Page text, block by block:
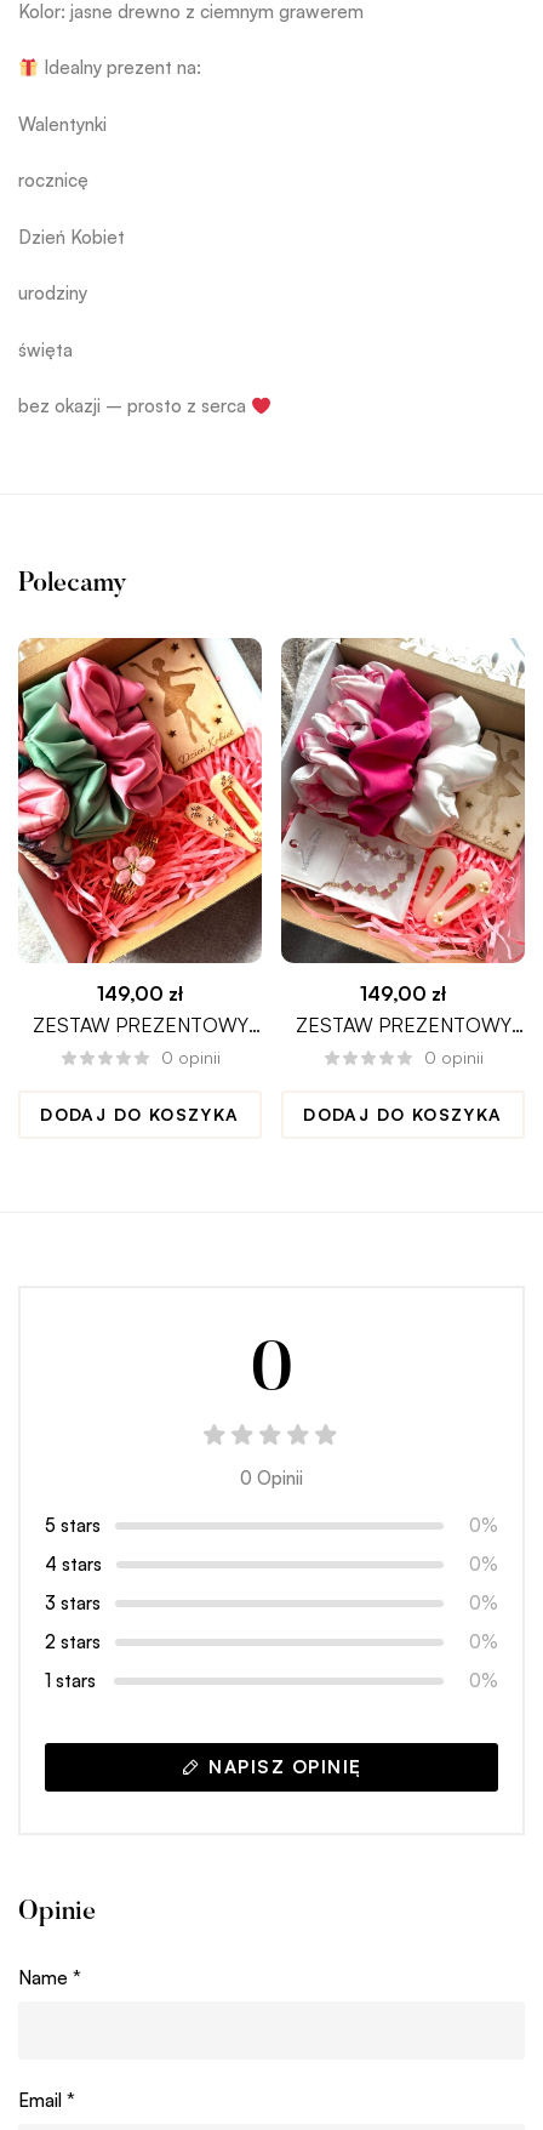
Kolor: jasne drewno z ciemnym grawerem
Idealny prezent na:
Walentynki
rocznicę
Dzień Kobiet
urodziny
święta
bez okazji – prosto z serca
Polecamy
149,00 zł
ZESTAW PREZENTOWY
PIKOBELO PREMIUM
0 opinii
DODAJ DO KOSZYKA
149,00 zł
ZESTAW PREZENTOWY
BELLISSIMA PREMIUM
0 opinii
DODAJ DO KOSZYKA
0
0 Opinii
5 stars
0%
4 stars
0%
3 stars
0%
2 stars
0%
1 stars
0%
NAPISZ OPINIĘ
Opinie
Name *
Email *